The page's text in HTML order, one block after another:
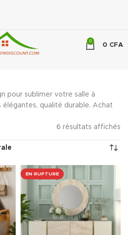
0
0 CFA
pour sublimer votre salle à
élégantes, qualité durable. Achat
6 résultats affichés
EN RUPTURE